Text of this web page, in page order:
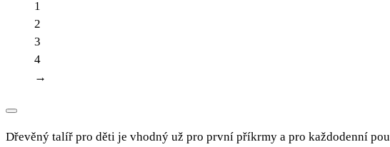
1
2
3
4
→
Dřevěný talíř pro děti je vhodný už pro první příkrmy a pro každodenní